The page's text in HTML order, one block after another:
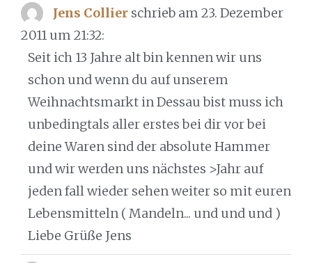
Jens Collier schrieb am 23. Dezember
2011 um 21:32:
Seit ich 13 Jahre alt bin kennen wir uns
schon und wenn du auf unserem
Weihnachtsmarkt in Dessau bist muss ich
unbedingtals aller erstes bei dir vor bei
deine Waren sind der absolute Hammer
und wir werden uns nächstes >Jahr auf
jeden fall wieder sehen weiter so mit euren
Lebensmitteln ( Mandeln... und und und )
Liebe Grüße Jens